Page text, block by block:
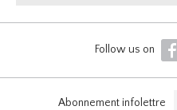
Follow us on F
Abonnement infolettre